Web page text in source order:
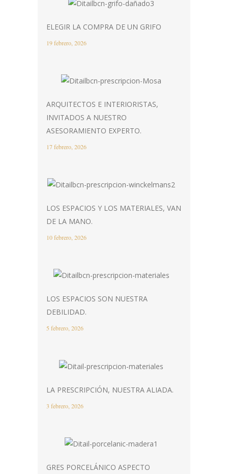
ELEGIR LA COMPRA DE UN GRIFO
19 febrero, 2026
ARQUITECTOS E INTERIORISTAS,
INVITADOS A NUESTRO
ASESORAMIENTO EXPERTO.
17 febrero, 2026
LOS ESPACIOS Y LOS MATERIALES, VAN
DE LA MANO.
10 febrero, 2026
LOS ESPACIOS SON NUESTRA
DEBILIDAD.
5 febrero, 2026
LA PRESCRIPCIÓN, NUESTRA ALIADA.
3 febrero, 2026
GRES PORCELÁNICO ASPECTO